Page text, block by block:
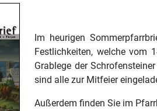
Im heurigen
Festlichkeiten, welche vom
Grablege der
sind alle zur Mitfeier
Außerdem finden Sie im